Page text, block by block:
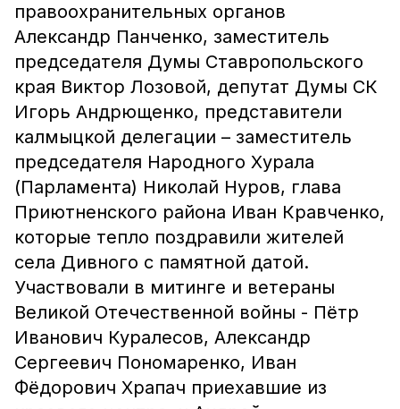
правоохранительных органов
Александр Панченко, заместитель
председателя Думы Ставропольского
края Виктор Лозовой, депутат Думы СК
Игорь Андрющенко, представители
калмыцкой делегации – заместитель
председателя Народного Хурала
(Парламента) Николай Нуров, глава
Приютненского района Иван Кравченко,
которые тепло поздравили жителей
села Дивного с памятной датой.
Участвовали в митинге и ветераны
Великой Отечественной войны - Пётр
Иванович Куралесов, Александр
Сергеевич Пономаренко, Иван
Фёдорович Храпач приехавшие из